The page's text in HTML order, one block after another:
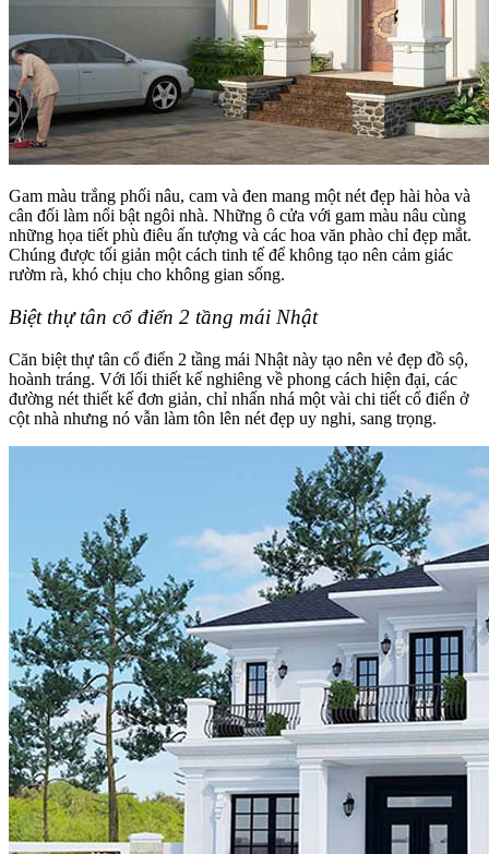
Gam màu trắng phối nâu, cam và đen mang một nét đẹp hài hòa và
cân đối làm nổi bật ngôi nhà. Những ô cửa với gam màu nâu cùng
những họa tiết phù điêu ấn tượng và các hoa văn phào chỉ đẹp mắt.
Chúng được tối giản một cách tinh tế để không tạo nên cảm giác
rườm rà, khó chịu cho không gian sống.
Biệt thự tân cổ điển 2 tầng mái Nhật
Căn biệt thự tân cổ điển 2 tầng mái Nhật này tạo nên vẻ đẹp đồ sộ,
hoành tráng. Với lối thiết kế nghiêng về phong cách hiện đại, các
đường nét thiết kế đơn giản, chỉ nhấn nhá một vài chi tiết cổ điển ở
cột nhà nhưng nó vẫn làm tôn lên nét đẹp uy nghi, sang trọng.